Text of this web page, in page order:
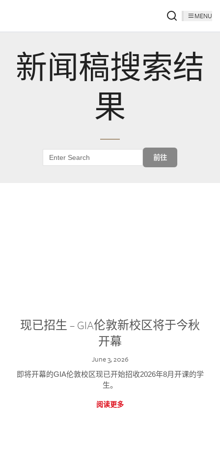
MENU
新闻稿搜索结
果
前往
现已招生 – GIA伦敦新校区将于今秋
开幕
June 3, 2026
即将开幕的GIA伦敦校区现已开始招收2026年8月开课的学
生。
阅读更多